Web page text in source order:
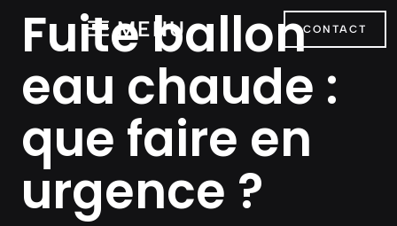
MENU CONTACT
Fuite ballon
eau chaude :
que faire en
urgence ?